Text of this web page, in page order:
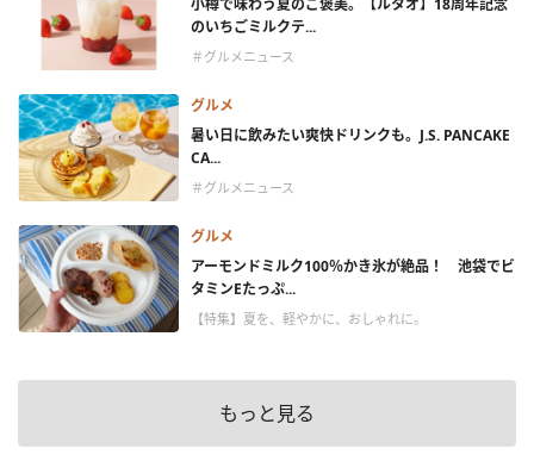
小樽で味わう夏のご褒美。【ルタオ】18周年記念
のいちごミルクテ...
＃グルメニュース
グルメ
暑い日に飲みたい爽快ドリンクも。J.S. PANCAKE
CA...
＃グルメニュース
グルメ
アーモンドミルク100％かき氷が絶品！ 池袋でビ
タミンEたっぷ...
【特集】夏を、軽やかに、おしゃれに。
もっと見る